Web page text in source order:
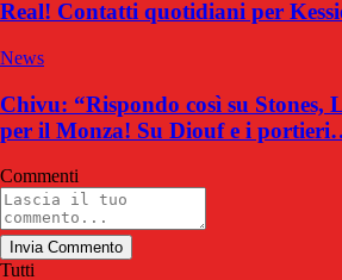
Real! Contatti quotidiani per
News
Chivu: “Rispondo così su Stones,
per il Monza! Su Diouf e i
Commenti
Invia Commento
Tutti